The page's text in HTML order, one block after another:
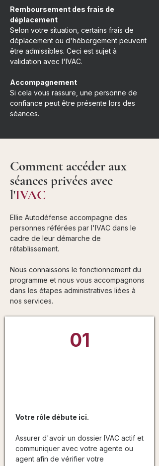
Remboursement des frais de
déplacement
Selon votre situation, certains frais de
déplacement ou d'hébergement peuvent
être admissibles. Ceci est sujet à
validation avec l'IVAC.
Accompagnement
Si cela vous rassure, une personne de
confiance peut être présente lors des
séances.
Comment accéder aux
séances privées avec
l'IVAC
Ellie Autodéfense accompagne des
personnes référées par l'IVAC dans le
cadre de leur démarche de
rétablissement.
Nous connaissons le fonctionnement du
programme et nous vous accompagnons
dans les étapes administratives liées à
nos services.
01
Votre rôle débute ici.
Assurer d'avoir un dossier IVAC actif et
communiquer avec votre agente ou
agent afin de vérifier votre